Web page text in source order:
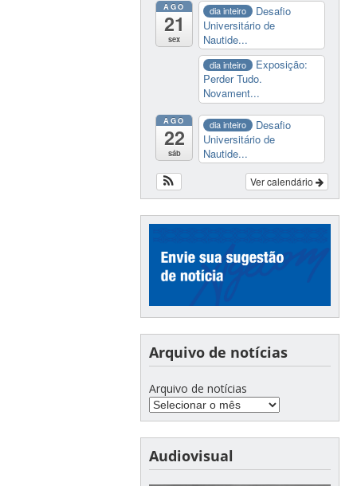
AGO
21
sex
dia inteiro
Desafio
Universitário de
Nautide...
dia inteiro
Exposição:
Perder Tudo.
Novament...
AGO
22
sáb
dia inteiro
Desafio
Universitário de
Nautide...
Ver calendário
Arquivo de notícias
Arquivo de notícias
Audiovisual